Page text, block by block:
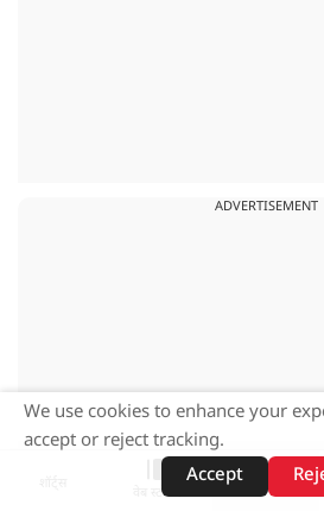
ADVERTISEMENT
वेब स्टोरीज़
We use cookies to enhance your
accept or reject tracking.
Accept